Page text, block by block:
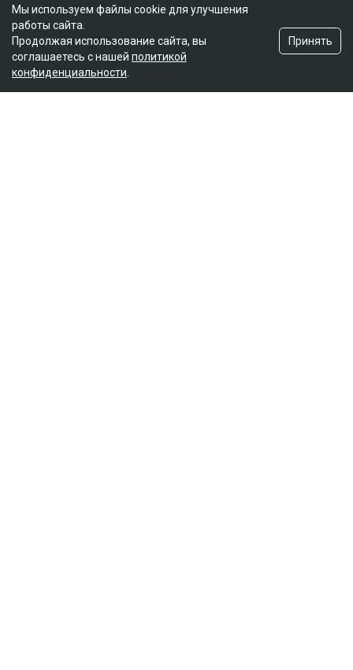
Мы используем файлы cookie для улучшения
работы сайта.
Продолжая использование сайта, вы
соглашаетесь с нашей политикой
конфиденциальности
Принять